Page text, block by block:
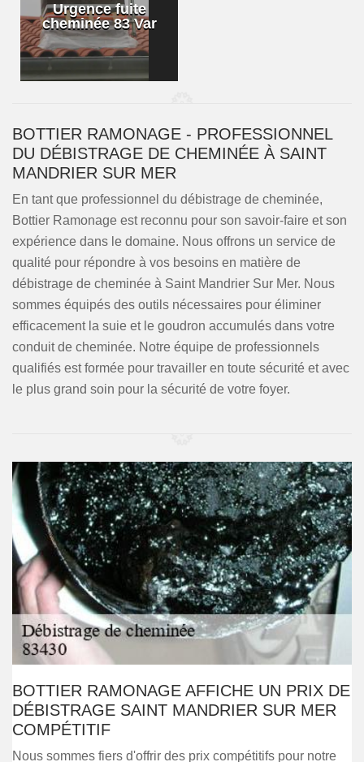
Urgence fuite
cheminée 83 Var
BOTTIER RAMONAGE - PROFESSIONNEL
DU DÉBISTRAGE DE CHEMINÉE À SAINT
MANDRIER SUR MER
En tant que professionnel du débistrage de cheminée,
Bottier Ramonage est reconnu pour son savoir-faire et son
expérience dans le domaine. Nous offrons un service de
qualité pour répondre à vos besoins en matière de
débistrage de cheminée à Saint Mandrier Sur Mer. Nous
sommes équipés des outils nécessaires pour éliminer
efficacement la suie et le goudron accumulés dans votre
conduit de cheminée. Notre équipe de professionnels
qualifiés est formée pour travailler en toute sécurité et avec
le plus grand soin pour la sécurité de votre foyer.
BOTTIER RAMONAGE AFFICHE UN PRIX DE
DÉBISTRAGE SAINT MANDRIER SUR MER
COMPÉTITIF
Nous sommes fiers d'offrir des prix compétitifs pour notre